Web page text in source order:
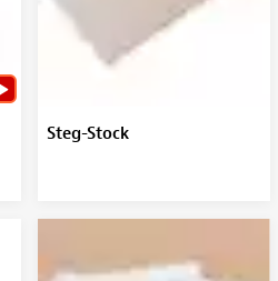
Steg-Stock